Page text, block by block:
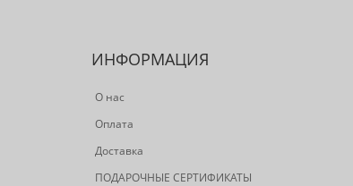
ИНФОРМАЦИЯ
О нас
Оплата
Доставка
ПОДАРОЧНЫЕ СЕРТИФИКАТЫ